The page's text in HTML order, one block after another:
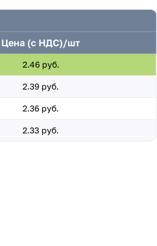
Цена (с НДС)/шт
2.46 руб.
2.39 руб.
2.36 руб.
2.33 руб.